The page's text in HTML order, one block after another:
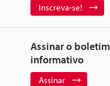
Inscreva-se!
Assinar o boletim
informativo
Assinar